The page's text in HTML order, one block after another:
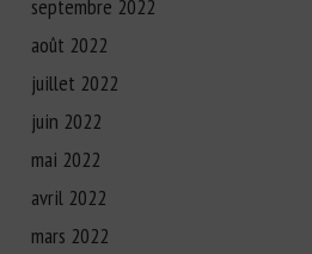
septembre 2022
août 2022
juillet 2022
juin 2022
mai 2022
avril 2022
mars 2022